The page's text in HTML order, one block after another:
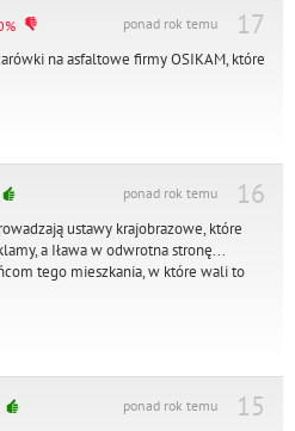
17
ponad rok temu
na asfaltowe firmy OSIKAM, które
16
ponad rok temu
ustawy krajobrazowe, które
a Iława w odwrotna stronę...
tego mieszkania, w które wali to
15
ponad rok temu